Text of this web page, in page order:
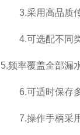
3.采用高品质
4.可选配不同
5.频率覆盖全部漏
6.可适时保存
7.操作手柄采